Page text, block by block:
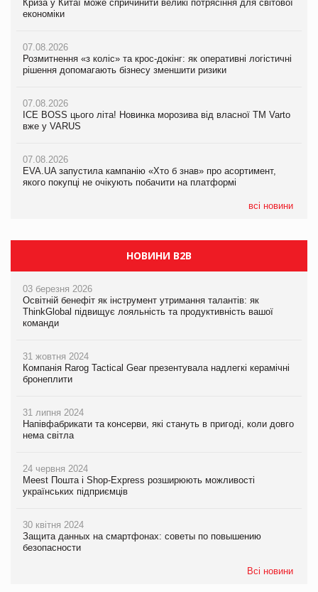
Криза у Китаї може спричинити великі потрясіння для світової
економіки
07.08.2026
Розмитнення «з коліс» та крос-докінг: як оперативні логістичні
рішення допомагають бізнесу зменшити ризики
07.08.2026
ICE BOSS цього літа! Новинка морозива від власної ТМ Varto
вже у VARUS
07.08.2026
EVA.UA запустила кампанію «Хто б знав» про асортимент,
якого покупці не очікують побачити на платформі
всі новини
07.08.2026
ICE BOSS цього літа! Новинка морозива від власної ТМ Varto
07.08.2026
EVA.UA запустила кампанію «Хто б знав» про асортимент,
06.08.2026
Смачна новинка для хвостатих: у VARUS з’явилися паучі
05.08.2026
Мережа супермаркетів VARUS купує мережу магазинів
Криза у Китаї може спричинити великі потрясіння для світової
економіки
07.08.2026
Kraft Heinz скоротила збиток у першому півріччі
Продажі Hugo Boss впали на 9%
НОВИНИ B2B
03 березня 2026
Освітній бенефіт як інструмент утримання талантів: як
ThinkGlobal підвищує лояльність та продуктивність вашої
команди
31 жовтня 2024
Компанія Rarog Tactical Gear презентувала надлегкі керамічні
бронеплити
31 липня 2024
Напівфабрикати та консерви, які стануть в пригоді, коли довго
нема світла
24 червня 2024
Meest Пошта і Shop-Express розширюють можливості
українських підприємців
30 квітня 2024
Защита данных на смартфонах: советы по повышению
безопасности
Всі новини